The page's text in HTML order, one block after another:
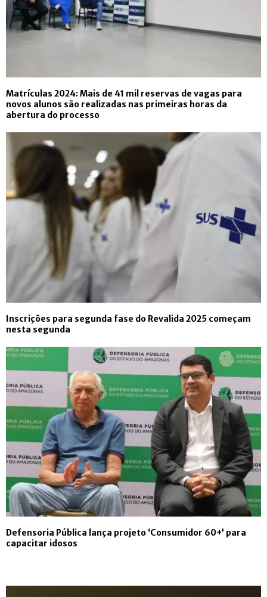
Matrículas 2024: Mais de 41 mil reservas de vagas para
novos alunos são realizadas nas primeiras horas da
abertura do processo
Inscrições para segunda fase do Revalida 2025 começam
nesta segunda
Defensoria Pública lança projeto ‘Consumidor 60+’ para
capacitar idosos